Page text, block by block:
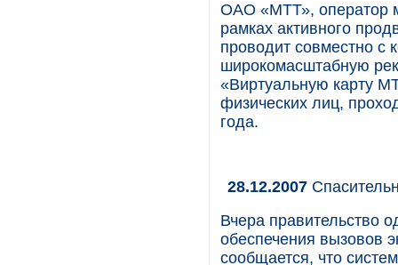
ОАО «МТТ», оператор
рамках активного
проводит совместно с
широкомасштабную
«Виртуальную карту
физических лиц,
года.
28.12.2007
Вчера правительство
обеспечения вызовов
сообщается, что